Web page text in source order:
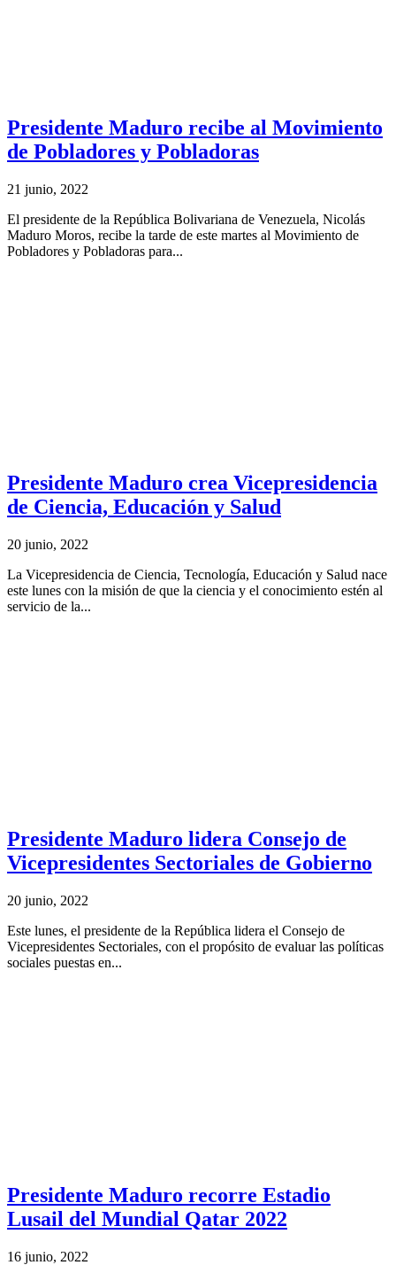
Presidente Maduro recibe al Movimiento
de Pobladores y Pobladoras
21 junio, 2022
El presidente de la República Bolivariana de Venezuela, Nicolás
Maduro Moros, recibe la tarde de este martes al Movimiento de
Pobladores y Pobladoras para...
Presidente Maduro crea Vicepresidencia
de Ciencia, Educación y Salud
20 junio, 2022
La Vicepresidencia de Ciencia, Tecnología, Educación y Salud nace
este lunes con la misión de que la ciencia y el conocimiento estén al
servicio de la...
Presidente Maduro lidera Consejo de
Vicepresidentes Sectoriales de Gobierno
20 junio, 2022
Este lunes, el presidente de la República lidera el Consejo de
Vicepresidentes Sectoriales, con el propósito de evaluar las políticas
sociales puestas en...
Presidente Maduro recorre Estadio
Lusail del Mundial Qatar 2022
16 junio, 2022